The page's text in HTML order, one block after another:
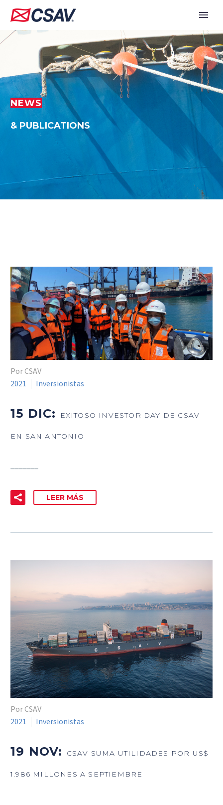
NEWS
& PUBLICATIONS
Por CSAV
2021
Inversionistas
15 DIC: EXITOSO INVESTOR DAY DE CSAV
EN SAN ANTONIO
LEER MÁS
Por CSAV
2021
Inversionistas
19 NOV: CSAV SUMA UTILIDADES POR US$
1.986 MILLONES A SEPTIEMBRE